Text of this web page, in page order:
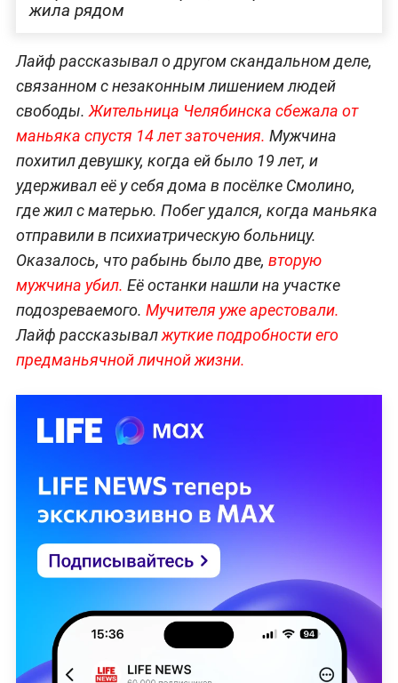
жила рядом
Лайф рассказывал о другом скандальном деле,
связанном с незаконным лишением людей
свободы. Жительница Челябинска сбежала от
маньяка спустя 14 лет заточения. Мужчина
похитил девушку, когда ей было 19 лет, и
удерживал её у себя дома в посёлке Смолино,
где жил с матерью. Побег удался, когда маньяка
отправили в психиатрическую больницу.
Оказалось, что рабынь было две, вторую
мужчина убил. Её останки нашли на участке
подозреваемого. Мучителя уже арестовали.
Лайф рассказывалжуткие подробности его
предманьячной личной жизни.